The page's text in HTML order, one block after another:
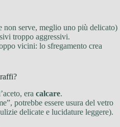
non serve, meglio uno più delicato)
troppo aggressivi.
vicini: lo sfregamento crea
era calcare.
potrebbe essere usura del vetro
delicate e lucidature leggere).